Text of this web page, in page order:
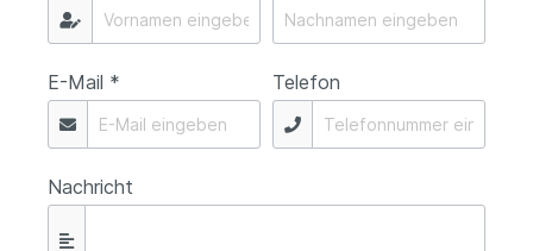
E-Mail * Telefon
Nachricht